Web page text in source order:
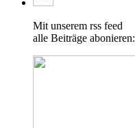
Mit unserem rss feed
alle Beiträge abonieren: